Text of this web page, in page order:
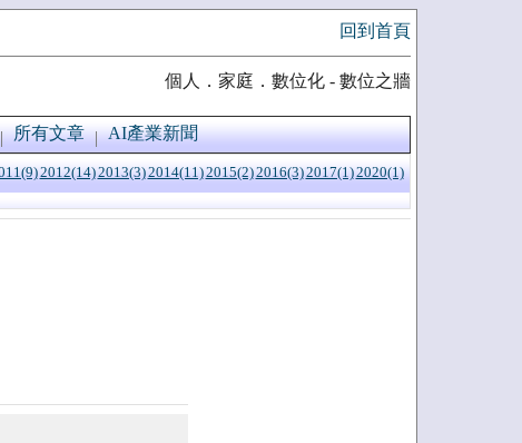
回到首頁
個人．家庭．數位化 - 數位之牆
所有文章 AI產業新聞
2012(14)2013(3)2014(11)2015(2)2016(3)2017(1)2020(1)